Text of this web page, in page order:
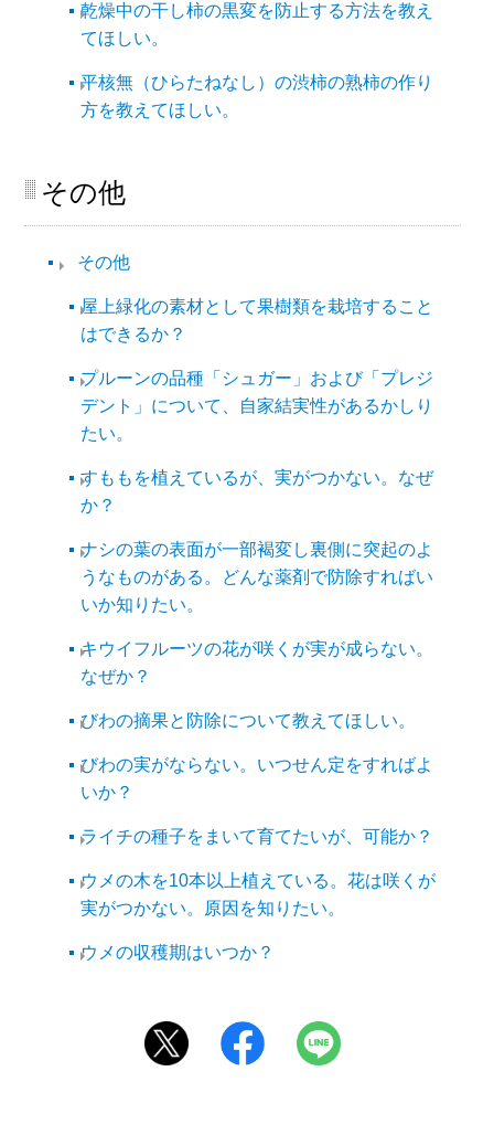
乾燥中の干し柿の黒変を防止する方法を教え
てほしい。
平核無（ひらたねなし）の渋柿の熟柿の作り
方を教えてほしい。
その他
その他​
屋上緑化の素材として果樹類を栽培すること
はできるか？
プルーンの品種「シュガー」および「プレジ
デント」について、自家結実性があるかしり
たい。
すももを植えているが、実がつかない。なぜ
か？
ナシの葉の表面が一部褐変し裏側に突起のよ
うなものがある。どんな薬剤で防除すればい
いか知りたい。
キウイフルーツの花が咲くが実が成らない。
なぜか？
びわの摘果と防除について教えてほしい。
びわの実がならない。いつせん定をすればよ
いか？
ライチの種子をまいて育てたいが、可能か？
ウメの木を10本以上植えている。花は咲くが
実がつかない。原因を知りたい。
ウメの収穫期はいつか？